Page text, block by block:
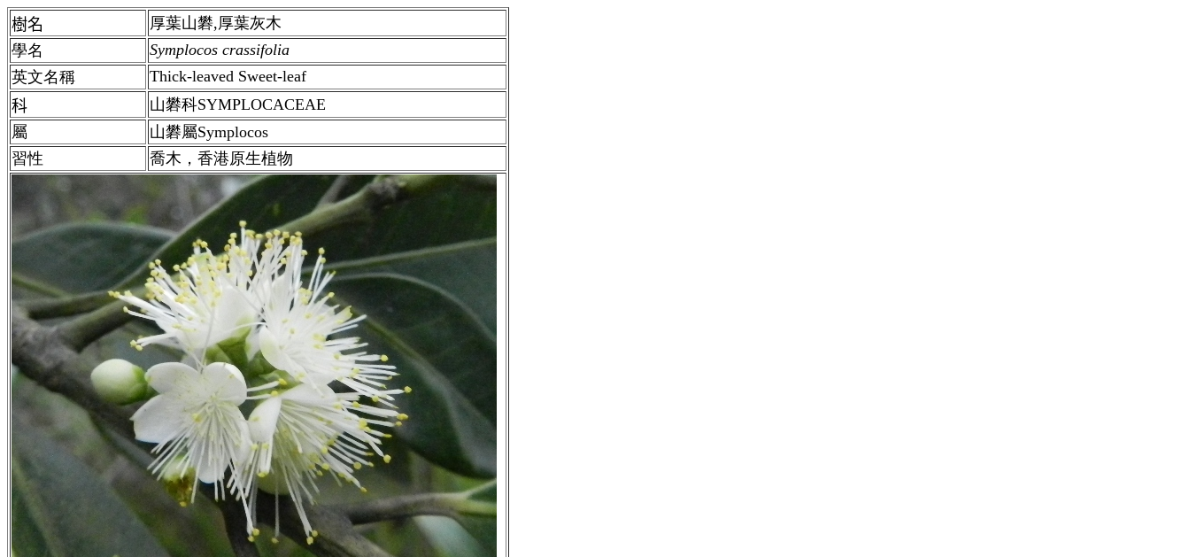
樹名
厚葉山礬,厚葉灰木
學名
Symplocos crassifolia
英文名稱
Thick-leaved Sweet-leaf
科
山礬科SYMPLOCACEAE
屬
山礬屬Symplocos
習性
喬木，香港原生植物